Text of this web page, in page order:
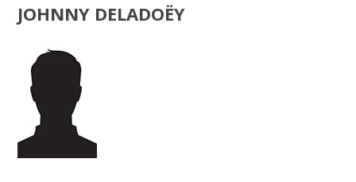
JOHNNY DELADOËY